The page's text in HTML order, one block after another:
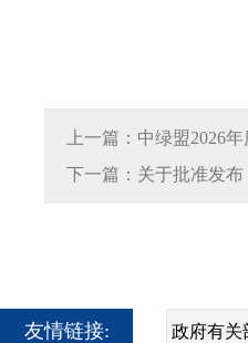
上一篇：中绿盟2026
下一篇：关于批准发
友情链接: